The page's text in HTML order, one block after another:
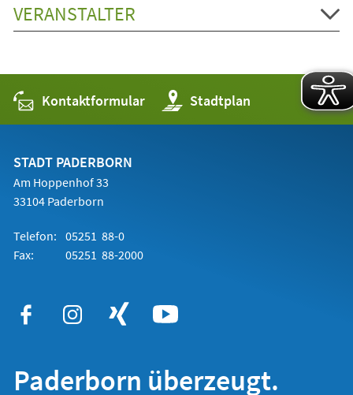
VERANSTALTER
Kontaktformular Stadtplan
(Öffnet
in
einem
STADT PADERBORN
Am Hoppenhof 33
33104 Paderborn
Telefon: 05251 88-0
Fax:
05251 88-2000
Paderborn überzeugt.